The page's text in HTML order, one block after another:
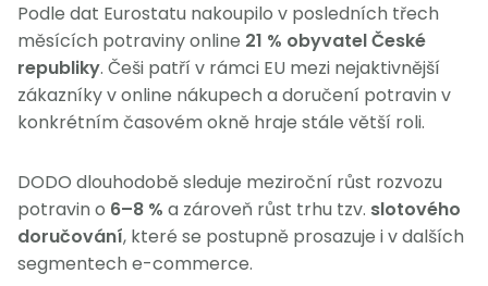
Podle dat Eurostatu nakoupilo v posledních třech
měsících potraviny online 21 % obyvatel České
republiky. Češi patří v rámci EU mezi nejaktivnější
zákazníky v online nákupech a doručení potravin v
konkrétním časovém okně hraje stále větší roli.
DODO dlouhodobě sleduje meziroční růst rozvozu
potravin o 6–8 % a zároveň růst trhu tzv. slotového
doručování, které se postupně prosazuje i v dalších
segmentech e-commerce.